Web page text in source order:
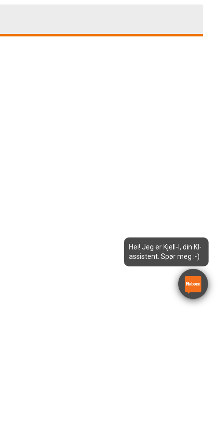
Hei! Jeg er Kjell-I, din KI-
assistent. Spør meg :-)